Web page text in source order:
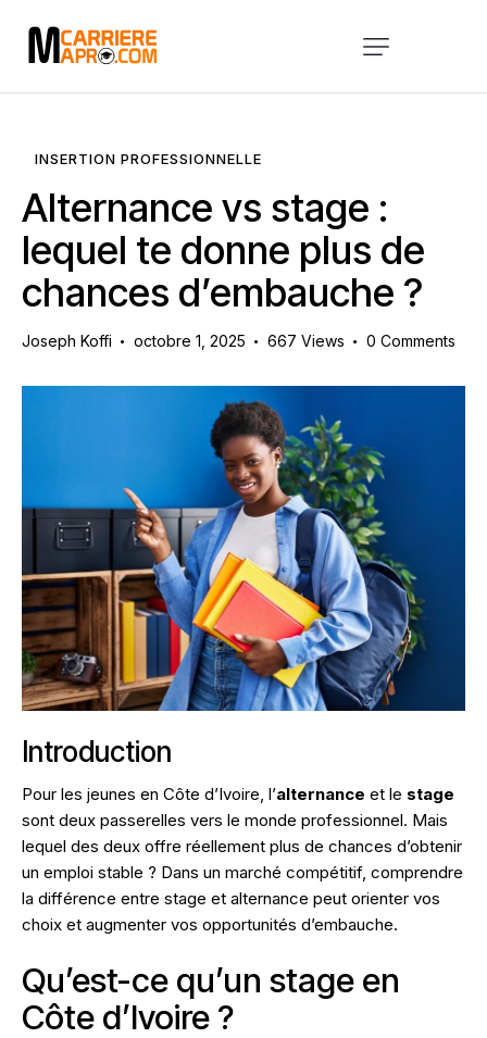
Accueil
A Propos
Blog
Évènements
Contact
INSERTION PROFESSIONNELLE
Alternance vs stage :
lequel te donne plus de
chances d’embauche ?
Joseph Koffi octobre 1, 2025 667 Views 0 Comments
Introduction
Pour les jeunes en Côte d’Ivoire, l’alternance et le stage
sont deux passerelles vers le monde professionnel. Mais
lequel des deux offre réellement plus de chances d’obtenir
un emploi stable ? Dans un marché compétitif, comprendre
la différence entre stage et alternance peut orienter vos
choix et augmenter vos opportunités d’embauche.
Qu’est-ce qu’un stage en
Côte d’Ivoire ?